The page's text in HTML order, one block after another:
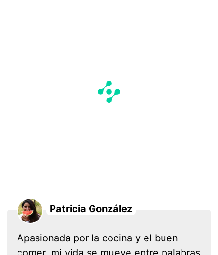
Patricia González
Apasionada por la cocina y el buen
comer, mi vida se mueve entre palabras